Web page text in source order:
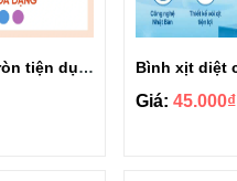
Xô đá nhựa tròn tiện dụng 5.5L Vĩ Hưng 7223
Giá:45.000₫